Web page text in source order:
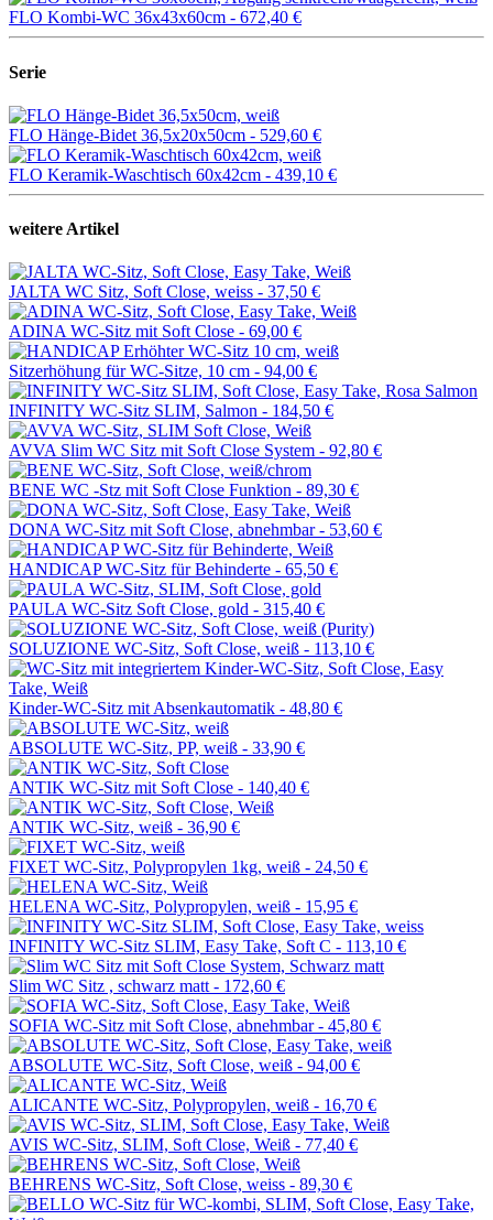
FLO Kombi-WC 36x43x60cm - 672,40 €
Serie
FLO Hänge-Bidet 36,5x20x50cm - 529,60 €
FLO Keramik-Waschtisch 60x42cm - 439,10 €
weitere Artikel
JALTA WC Sitz, Soft Close, weiss - 37,50 €
ADINA WC-Sitz mit Soft Close - 69,00 €
Sitzerhöhung für WC-Sitze, 10 cm - 94,00 €
INFINITY WC-Sitz SLIM, Salmon - 184,50 €
AVVA Slim WC Sitz mit Soft Close System - 92,80 €
BENE WC -Stz mit Soft Close Funktion - 89,30 €
DONA WC-Sitz mit Soft Close, abnehmbar - 53,60 €
HANDICAP WC-Sitz für Behinderte - 65,50 €
PAULA WC-Sitz Soft Close, gold - 315,40 €
SOLUZIONE WC-Sitz, Soft Close, weiß - 113,10 €
Kinder-WC-Sitz mit Absenkautomatik - 48,80 €
ABSOLUTE WC-Sitz, PP, weiß - 33,90 €
ANTIK WC-Sitz mit Soft Close - 140,40 €
ANTIK WC-Sitz, weiß - 36,90 €
FIXET WC-Sitz, Polypropylen 1kg, weiß - 24,50 €
HELENA WC-Sitz, Polypropylen, weiß - 15,95 €
INFINITY WC-Sitz SLIM, Easy Take, Soft C - 113,10 €
Slim WC Sitz , schwarz matt - 172,60 €
SOFIA WC-Sitz mit Soft Close, abnehmbar - 45,80 €
ABSOLUTE WC-Sitz, Soft Close, weiß - 94,00 €
ALICANTE WC-Sitz, Polypropylen, weiß - 16,70 €
AVIS WC-Sitz, SLIM, Soft Close, Weiß - 77,40 €
BEHRENS WC-Sitz, Soft Close, weiss - 89,30 €